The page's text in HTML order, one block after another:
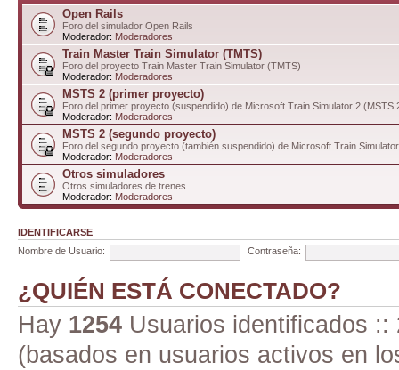
Open Rails
Foro del simulador Open Rails
Moderador: Moderadores
Train Master Train Simulator (TMTS)
Foro del proyecto Train Master Train Simulator (TMTS)
Moderador: Moderadores
MSTS 2 (primer proyecto)
Foro del primer proyecto (suspendido) de Microsoft Train Simulator 2 (MSTS
Moderador: Moderadores
MSTS 2 (segundo proyecto)
Foro del segundo proyecto (también suspendido) de Microsoft Train
Moderador: Moderadores
Otros simuladores
Otros simuladores de trenes.
Moderador: Moderadores
IDENTIFICARSE
Nombre de Usuario:
Contraseña:
¿QUIÉN ESTÁ CONECTADO?
Hay 1254 Usuarios identificados
(basados en usuarios activos en